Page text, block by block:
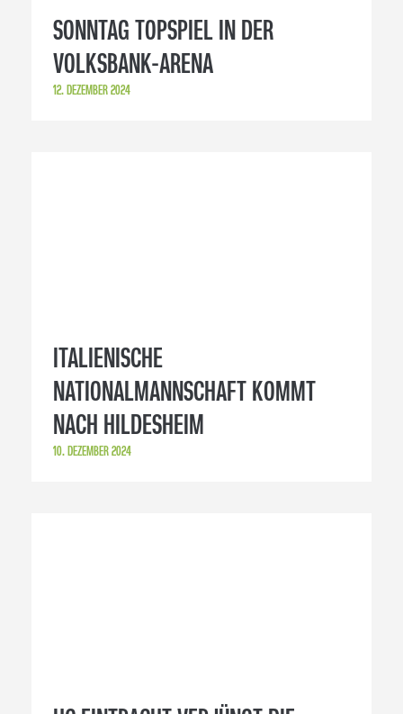
SONNTAG TOPSPIEL IN DER
VOLKSBANK-ARENA
12. DEZEMBER 2024
ITALIENISCHE
NATIONALMANNSCHAFT KOMMT
NACH HILDESHEIM
10. DEZEMBER 2024